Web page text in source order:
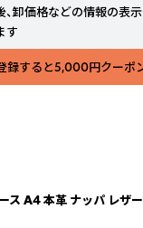
、卸価格などの情報の表
す
登録すると5,000円クーポ
ス A4 本革 ナッパ レザ